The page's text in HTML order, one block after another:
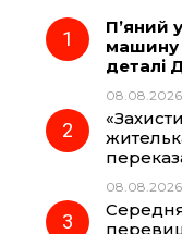
e
o
П’яний
машину
деталі